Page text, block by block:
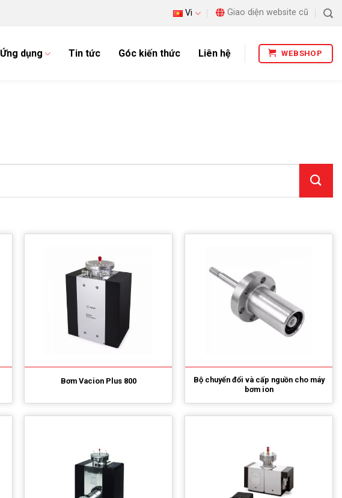
Vi Giao diện website cũ
Ứng dụng Tin tức Góc kiến thức Liên hệ WEBSHOP
Bơm Vacion Plus 800
Bộ chuyển đổi và cấp nguồn cho máy
bơm ion